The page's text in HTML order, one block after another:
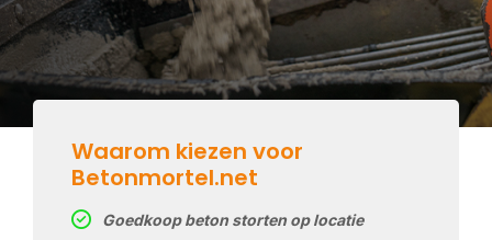
Waarom kiezen voor
Betonmortel.net
Goedkoop beton storten op locatie